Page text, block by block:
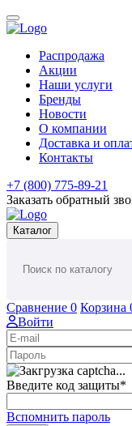
Распродажа
Акции
Наши услуги
Бренды
Новости
О компании
Доставка и
Контакты
+7 (800) 775-89-21
Заказать обратный
Каталог
Сравнение 0 Корзина
Войти
Введите код защиты*
Вспомнить пароль